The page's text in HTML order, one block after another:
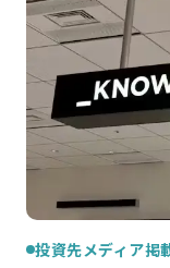
投資先メディア掲